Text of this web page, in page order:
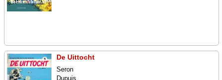
De Uittocht
Seron
Dupuis